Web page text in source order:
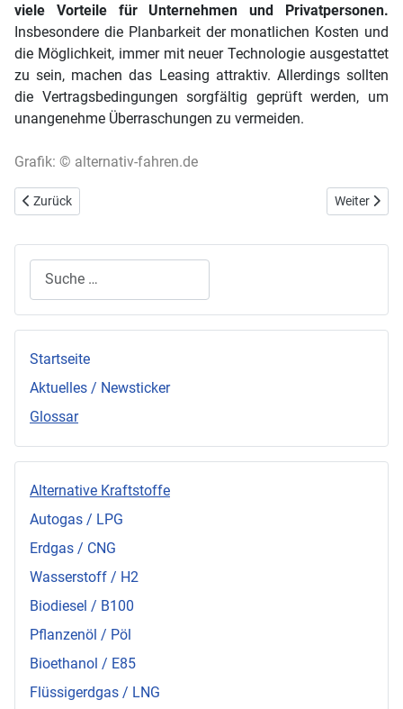
viele Vorteile für Unternehmen und Privatpersonen.
Insbesondere die Planbarkeit der monatlichen Kosten und
die Möglichkeit, immer mit neuer Technologie ausgestattet
zu sein, machen das Leasing attraktiv. Allerdings sollten
die Vertragsbedingungen sorgfältig geprüft werden, um
unangenehme Überraschungen zu vermeiden.
Grafik: © alternativ-fahren.de
Vorheriger Beitrag: Euro NCAP (Crashtest)
Zurück Nächster
Weiter
Startseite
Aktuelles / Newsticker
Glossar
Alternative Kraftstoffe
Autogas / LPG
Erdgas / CNG
Wasserstoff / H2
Biodiesel / B100
Pflanzenöl / Pöl
Bioethanol / E85
Flüssigerdgas / LNG